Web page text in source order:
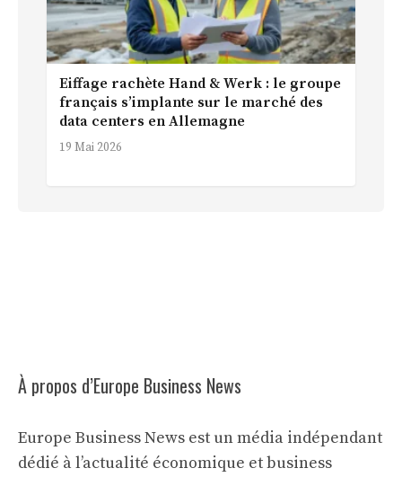
Eiffage rachète Hand & Werk : le groupe
français s’implante sur le marché des
data centers en Allemagne
19 Mai 2026
À propos d’Europe Business News
Europe Business News est un média indépendant
dédié à l’actualité économique et business